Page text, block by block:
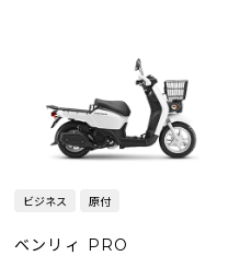
ビジネス 原付
ベンリィ PRO